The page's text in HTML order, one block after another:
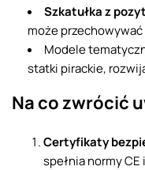
Szkatułka z
może
Modele
statki pirackie,
Na co zwrócić
Certyfikaty
spełnia normy